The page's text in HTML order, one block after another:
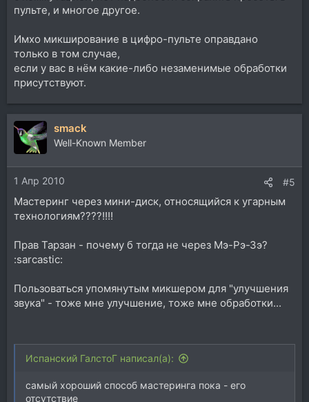
пульте, и многое другое.
Имхо микширование в цифро-пульте оправдано
только в том случае,
если у вас в нём какие-либо незаменимые обработки
присутствуют.
smack
Well-Known Member
1 Апр 2010 #5
Мастеринг через мини-диск, относящийся к угарным
технологиям????!!!!
Прав Тарзан - почему б тогда не через Мэ-Рэ-Зэ?
:sarcastic:
Пользоваться упомянутым микшером для "улучшения
звука" - тоже мне улучшение, тоже мне обработки...
Испанский ГалстоГ написал(а):
самый хороший способ мастеринга пока - его
отсутствие